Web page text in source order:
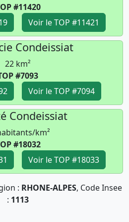
#11420
Voir le TOP #11421
Condeissiat
22 km²
#7093
Voir le TOP #7094
Condeissiat
km²
#18032
Voir le TOP #18033
: RHONE-ALPES, Code Insee
: 1113